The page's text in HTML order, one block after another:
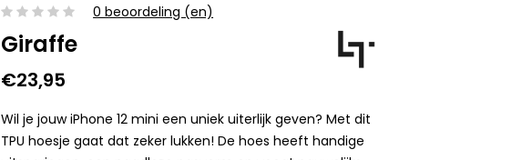
0 beoordeling (en)
Giraffe
€23,95
Wil je jouw iPhone 12 mini een uniek uiterlijk geven? Met dit
TPU hoesje gaat dat zeker lukken! De hoes heeft handige